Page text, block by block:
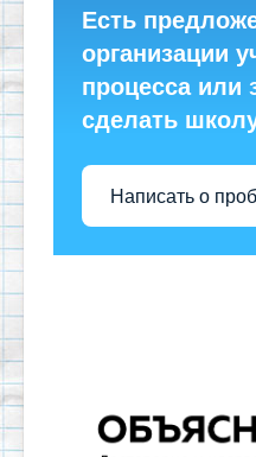
Есть
организации
процесса или
сделать
Написать о